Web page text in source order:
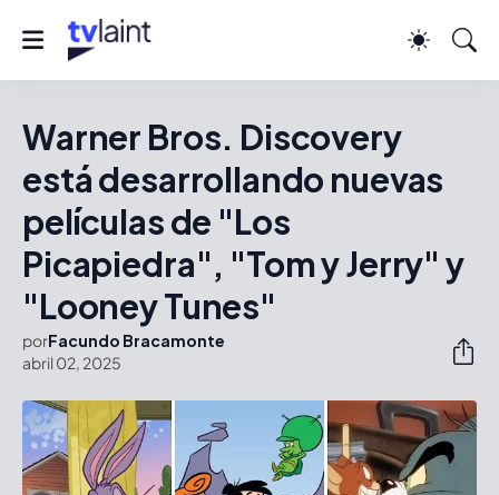
Warner Bros. Discovery
está desarrollando nuevas
películas de "Los
Picapiedra", "Tom y Jerry" y
"Looney Tunes"
porFacundo Bracamonte
abril 02, 2025